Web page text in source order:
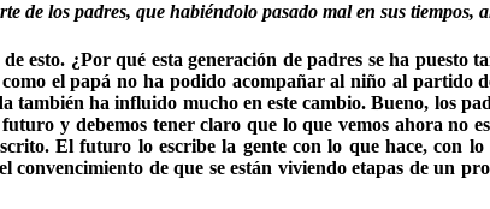
de los padres, que habiéndolo pasado mal en sus tiempos,
esto. ¿Por qué esta generación de padres se ha
el papá no ha podido acompañar al niño al partido
ha influido mucho en este cambio. Bueno, los
y debemos tener claro que lo que vemos ahora no
El futuro lo escribe la gente con lo que hace, con
de que se están viviendo etapas de un